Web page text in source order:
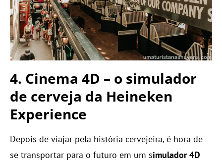
4. Cinema 4D – o simulador
de cerveja da Heineken
Experience
Depois de viajar pela história cervejeira, é hora de
se transportar para o futuro em um simulador 4D